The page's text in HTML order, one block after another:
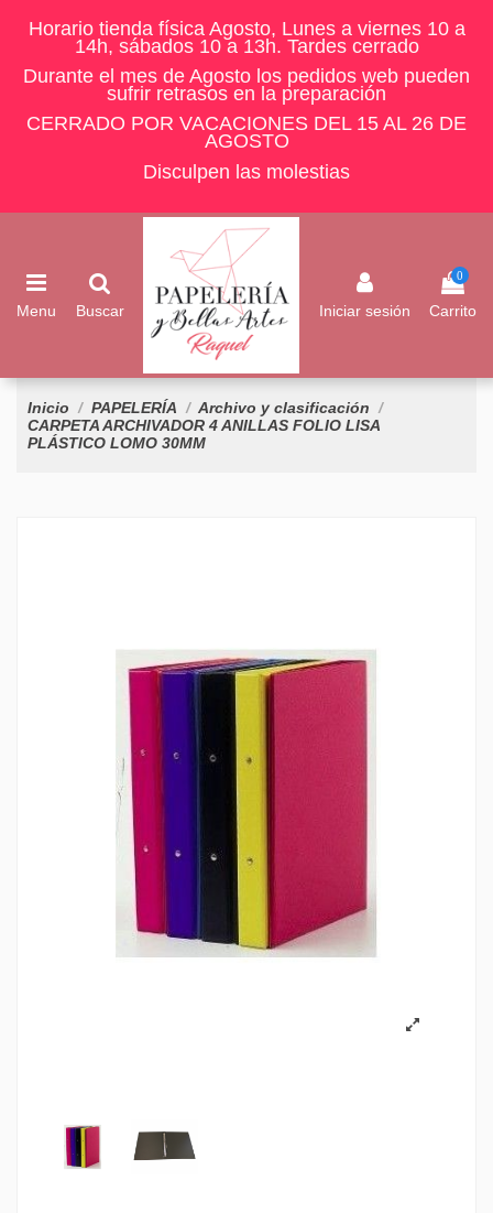
Horario tienda física Agosto, Lunes a viernes 10 a
14h, sábados 10 a 13h. Tardes cerrado
Durante el mes de Agosto los pedidos web pueden
sufrir retrasos en la preparación
CERRADO POR VACACIONES DEL 15 AL 26 DE
AGOSTO
Disculpen las molestias
Menu Buscar Iniciar sesión
0
Carrito
Inicio PAPELERÍA
Archivo y clasificación
CARPETA ARCHIVADOR 4 ANILLAS FOLIO LISA
PLÁSTICO LOMO 30MM